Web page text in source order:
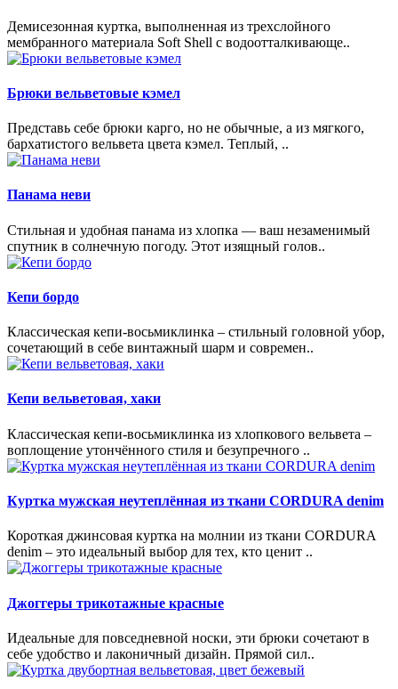
Демисезонная куртка, выполненная из трехслойного
мембранного материала Soft Shell с водоотталкивающе..
Брюки вельветовые кэмел
Представь себе брюки карго, но не обычные, а из мягкого,
бархатистого вельвета цвета кэмел. Теплый, ..
Панама неви
Стильная и удобная панама из хлопка — ваш незаменимый
спутник в солнечную погоду. Этот изящный голов..
Кепи бордо
Классическая кепи-восьмиклинка – стильный головной убор,
сочетающий в себе винтажный шарм и современ..
Кепи вельветовая, хаки
Классическая кепи-восьмиклинка из хлопкового вельвета –
воплощение утончённого стиля и безупречного ..
Куртка мужская неутеплённая из ткани CORDURA denim
Короткая джинсовая куртка на молнии из ткани CORDURA
denim – это идеальный выбор для тех, кто ценит ..
Джоггеры трикотажные красные
Идеальные для повседневной носки, эти брюки сочетают в
себе удобство и лаконичный дизайн. Прямой сил..